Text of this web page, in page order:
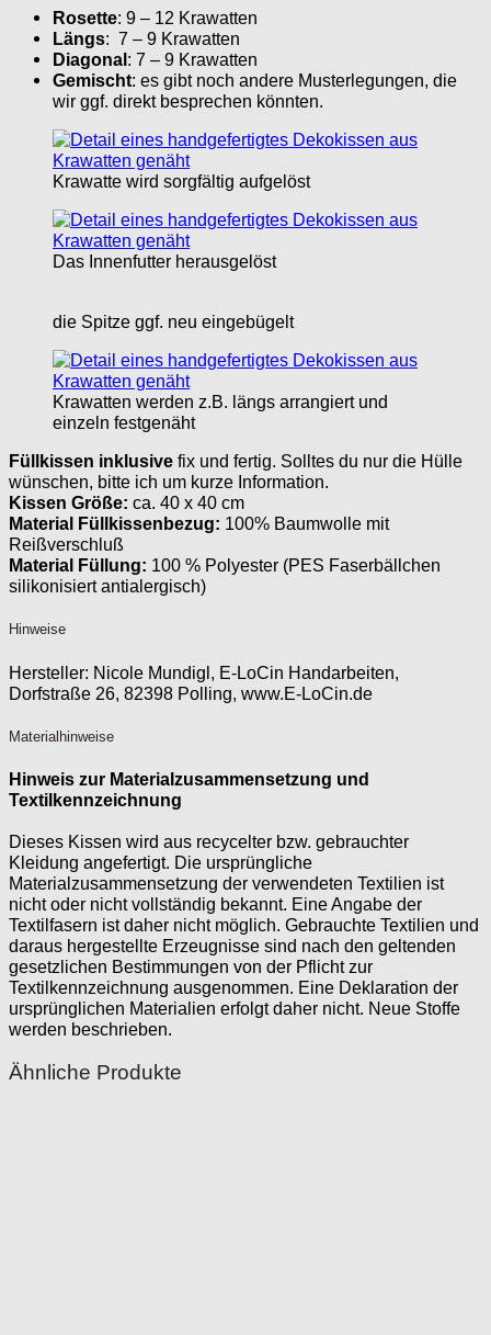
Rosette: 9 – 12 Krawatten
Längs: 7 – 9 Krawatten
Diagonal: 7 – 9 Krawatten
Gemischt: es gibt noch andere Musterlegungen, die
wir ggf. direkt besprechen könnten.
Krawatte wird sorgfältig aufgelöst
Das Innenfutter herausgelöst
die Spitze ggf. neu eingebügelt
Krawatten werden z.B. längs arrangiert und
einzeln festgenäht
Füllkissen inklusive fix und fertig. Solltes du nur die Hülle
wünschen, bitte ich um kurze Information.
Kissen Größe: ca. 40 x 40 cm
Material Füllkissenbezug: 100% Baumwolle mit
Reißverschluß
Material Füllung: 100 % Polyester (PES Faserbällchen
silikonisiert antialergisch)
Hinweise
Hersteller: Nicole Mundigl, E-LoCin Handarbeiten,
Dorfstraße 26, 82398 Polling, www.E-LoCin.de
Materialhinweise
Hinweis zur Materialzusammensetzung und
Textilkennzeichnung
Dieses Kissen wird aus recycelter bzw. gebrauchter
Kleidung angefertigt. Die ursprüngliche
Materialzusammensetzung der verwendeten Textilien ist
nicht oder nicht vollständig bekannt. Eine Angabe der
Textilfasern ist daher nicht möglich. Gebrauchte Textilien und
daraus hergestellte Erzeugnisse sind nach den geltenden
gesetzlichen Bestimmungen von der Pflicht zur
Textilkennzeichnung ausgenommen. Eine Deklaration der
ursprünglichen Materialien erfolgt daher nicht. Neue Stoffe
werden beschrieben.
Ähnliche Produkte